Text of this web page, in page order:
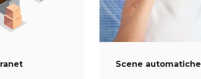
Scene automatiche